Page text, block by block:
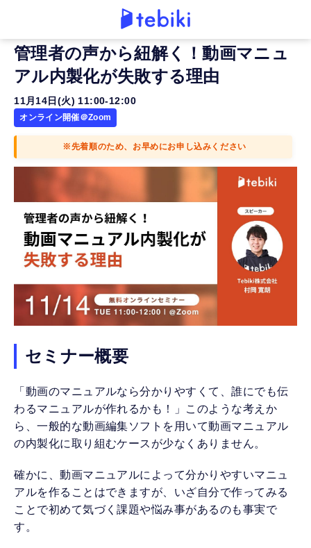
管理者の声から紐解く！動画マニュ
アル内製化が失敗する理由
11月14日(火) 11:00-12:00
オンライン開催＠Zoom
※先着順のため、お早めにお申し込みください
セミナー概要
「動画のマニュアルなら分かりやすくて、誰にでも伝
わるマニュアルが作れるかも！」このような考えか
ら、一般的な動画編集ソフトを用いて動画マニュアル
の内製化に取り組むケースが少なくありません。
確かに、動画マニュアルによって分かりやすいマニュ
アルを作ることはできますが、いざ自分で作ってみる
ことで初めて気づく課題や悩み事があるのも事実で
す。